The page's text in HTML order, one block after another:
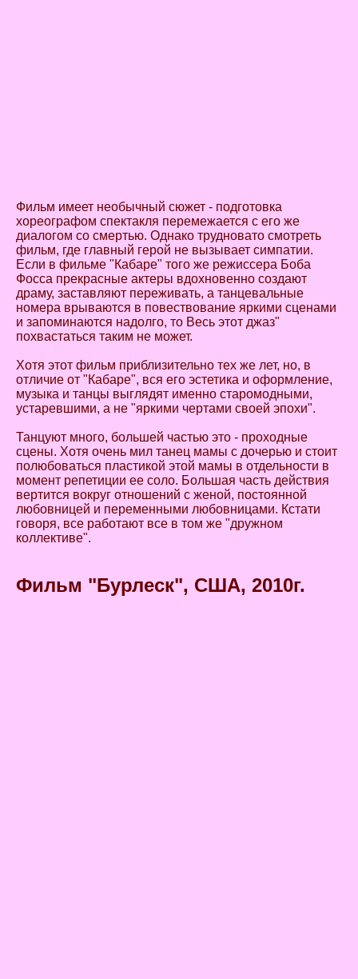
Фильм имеет необычный сюжет - подготовка
хореографом спектакля перемежается с его же
диалогом со смертью. Однако трудновато смотреть
фильм, где главный герой не вызывает симпатии.
Если в фильме "Кабаре" того же режиссера Боба
Фосса прекрасные актеры вдохновенно создают
драму, заставляют переживать, а танцевальные
номера врываются в повествование яркими сценами
и запоминаются надолго, то Весь этот джаз"
похвастаться таким не может.
Хотя этот фильм приблизительно тех же лет, но, в
отличие от "Кабаре", вся его эстетика и оформление,
музыка и танцы выглядят именно старомодными,
устаревшими, а не "яркими чертами своей эпохи".
Танцуют много, большей частью это - проходные
сцены. Хотя очень мил танец мамы с дочерью и стоит
полюбоваться пластикой этой мамы в отдельности в
момент репетиции ее соло. Большая часть действия
вертится вокруг отношений с женой, постоянной
любовницей и переменными любовницами. Кстати
говоря, все работают все в том же "дружном
коллективе".
Фильм "Бурлеск", США, 2010г.